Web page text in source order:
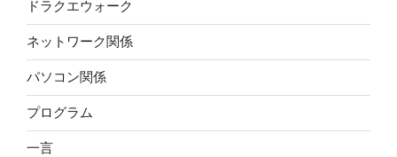
ドラクエウォーク
ネットワーク関係
パソコン関係
プログラム
一言